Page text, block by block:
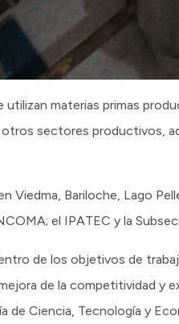
materias primas
sectores productivos,
Viedma, Bariloche, Lago
el IPATEC y la
de los objetivos de
de la competitividad y
de Ciencia, Tecnología y